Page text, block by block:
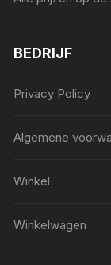
BEDRIJF
Privacy Policy
Algemene
Winkel
Winkelwagen